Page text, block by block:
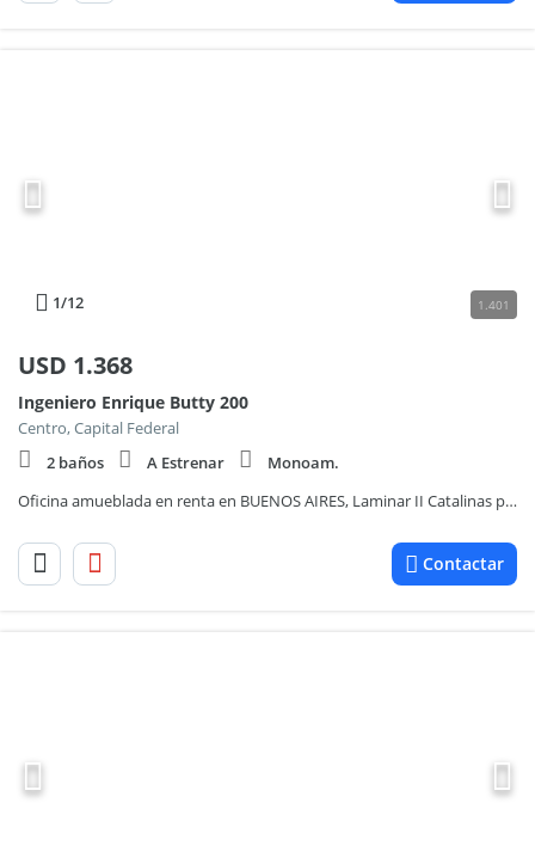
1/12 1.401
USD 1.368
Ingeniero Enrique Butty 200
Centro, Capital Federal
2 baños
A Estrenar
Monoam.
Oficina amueblada en renta en BUENOS AIRES, Laminar II Catalinas para 5 personas
Contactar